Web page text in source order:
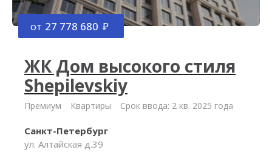
от 27 778 680
ЖК Дом высокого стиля
Shepilevskiy
Премиум Квартиры Срок ввода: 2 кв. 2025 года
Санкт-Петербург
ул. Алтайская д.39